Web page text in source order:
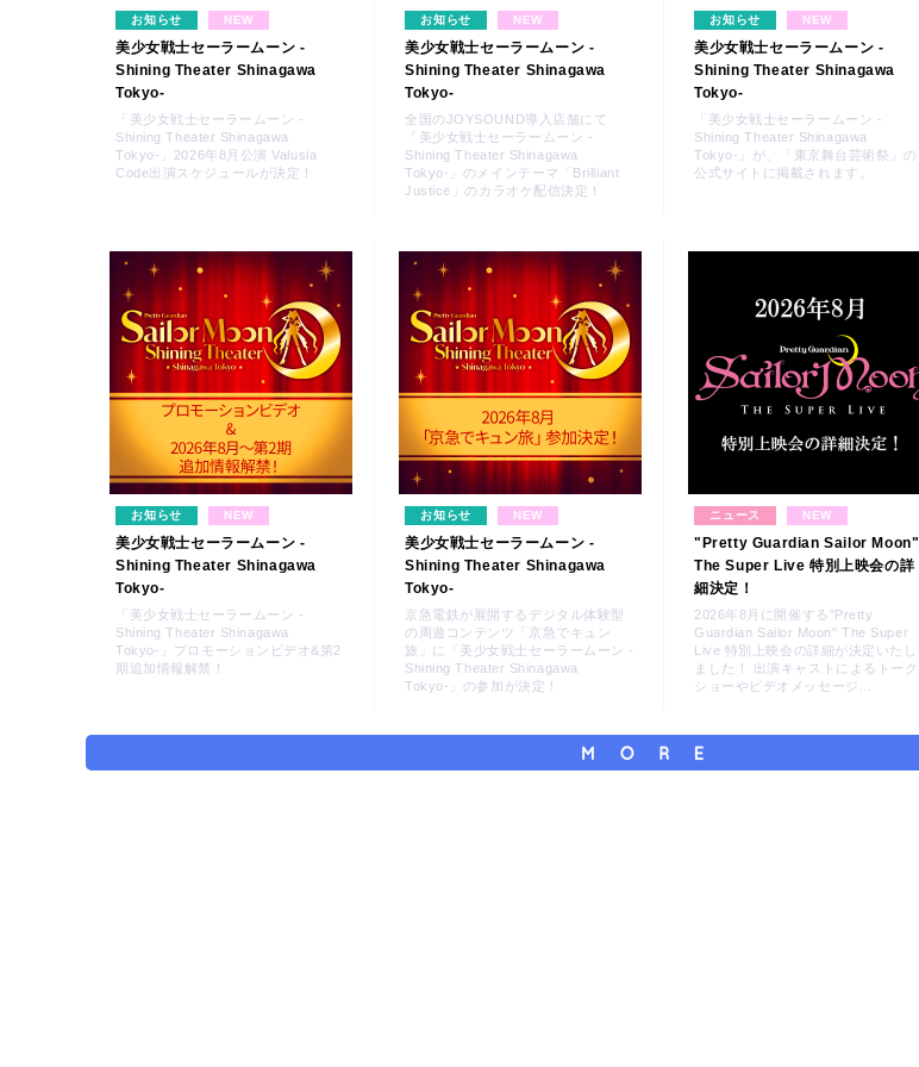
お知らせ NEW
美少女戦士セーラームーン -
Shining Theater Shinagawa
Tokyo-
「美少女戦士セーラームーン -
Shining Theater Shinagawa
Tokyo-」2026年8月公演 Valusia
Code出演スケジュールが決定！
お知らせ NEW
美少女戦士セーラームーン -
Shining Theater Shinagawa
Tokyo-
全国のJOYSOUND導入店舗にて
「美少女戦士セーラームーン -
Shining Theater Shinagawa
Tokyo-」のメインテーマ「Brilliant
Justice」のカラオケ配信決定！
お知らせ NEW
美少女戦士セーラームーン -
Shining Theater Shinagawa
Tokyo-
「美少女戦士セーラームーン -
Shining Theater Shinagawa
Tokyo-」が、「東京舞台芸術祭」の
公式サイトに掲載されます。
お知らせ NEW
美少女戦士セーラームーン -
Shining Theater Shinagawa
Tokyo-
「美少女戦士セーラームーン -
Shining Theater Shinagawa
Tokyo-」プロモーションビデオ&第2
期追加情報解禁！
お知らせ NEW
美少女戦士セーラームーン -
Shining Theater Shinagawa
Tokyo-
京急電鉄が展開するデジタル体験型
の周遊コンテンツ「京急でキュン
旅」に「美少女戦士セーラームーン -
Shining Theater Shinagawa
Tokyo-」の参加が決定！
ニュース NEW
"Pretty Guardian Sailor Moon"
The Super Live 特別上映会の詳
細決定！
2026年8月に開催する"Pretty
Guardian Sailor Moon" The Super
Live 特別上映会の詳細が決定いたし
ました！ 出演キャストによるトーク
ショーやビデオメッセージ...